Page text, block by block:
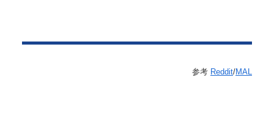
参考 Reddit/MAL